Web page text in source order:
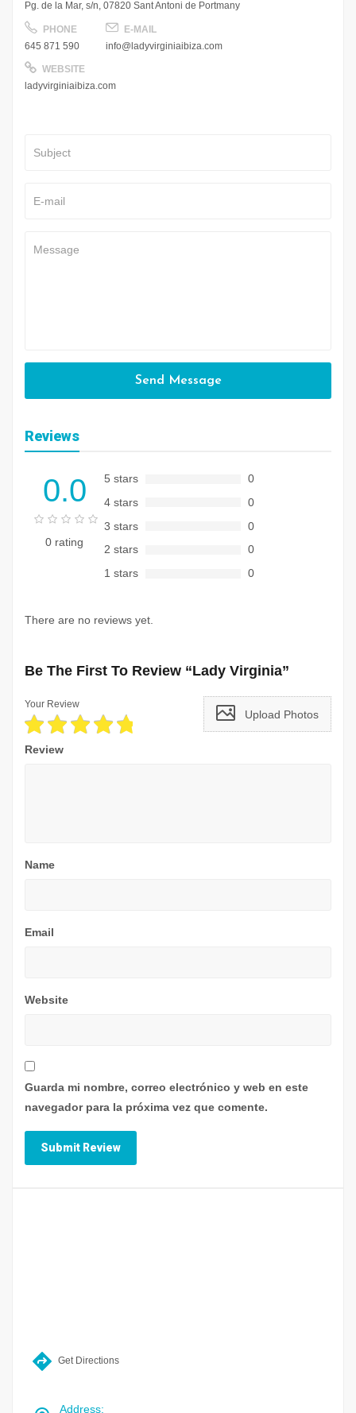
Pg. de la Mar, s/n, 07820 Sant Antoni de Portmany
PHONE
645 871 590
E-MAIL
info@ladyvirginiaibiza.com
WEBSITE
ladyvirginiaibiza.com
Send Message
Reviews
0.0
0 rating
5 stars
0
4 stars
0
3 stars
0
2 stars
0
1 stars
0
There are no reviews yet.
Be The First To Review “Lady Virginia”
Your Review
Upload Photos
Review
Name
Email
Website
Guarda mi nombre, correo electrónico y web en este
navegador para la próxima vez que comente.
Get Directions
Address: